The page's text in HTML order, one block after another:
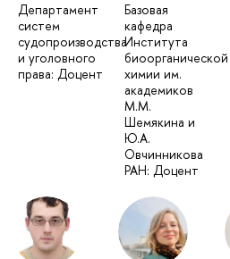
Департамент
систем
судопроизводства
и уголовного
права: Доцент
Базовая
кафедра
Института
биоорганической
химии им.
академиков
М.М.
Шемякина и
Ю.А.
Овчинникова
РАН: Доцент